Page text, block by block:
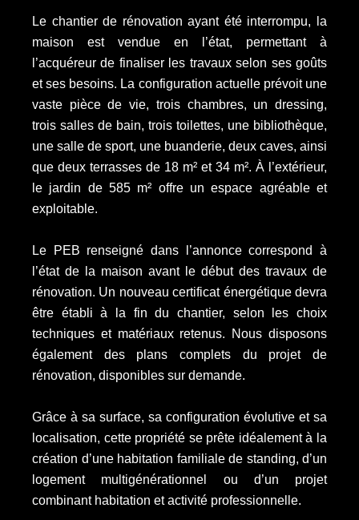
Le chantier de rénovation ayant été interrompu, la
maison est vendue en l’état, permettant à
l’acquéreur de finaliser les travaux selon ses goûts
et ses besoins. La configuration actuelle prévoit une
vaste pièce de vie, trois chambres, un dressing,
trois salles de bain, trois toilettes, une bibliothèque,
une salle de sport, une buanderie, deux caves, ainsi
que deux terrasses de 18 m² et 34 m². À l’extérieur,
le jardin de 585 m² offre un espace agréable et
exploitable.
Le PEB renseigné dans l’annonce correspond à
l’état de la maison avant le début des travaux de
rénovation. Un nouveau certificat énergétique devra
être établi à la fin du chantier, selon les choix
techniques et matériaux retenus. Nous disposons
également des plans complets du projet de
rénovation, disponibles sur demande.
Grâce à sa surface, sa configuration évolutive et sa
localisation, cette propriété se prête idéalement à la
création d’une habitation familiale de standing, d’un
logement multigénérationnel ou d’un projet
combinant habitation et activité professionnelle.